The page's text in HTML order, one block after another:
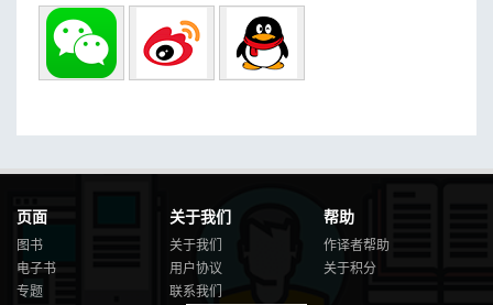
页面
图书
电子书
专题
关于我们
关于我们
用户协议
联系我们
帮助
作译者帮助
关于积分